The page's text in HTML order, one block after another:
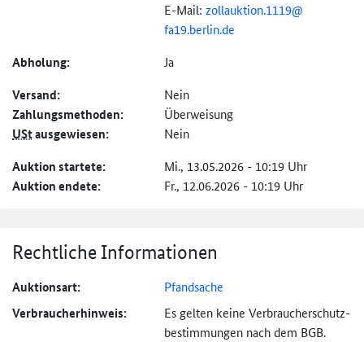
E-Mail: zollauktion.1119@
fa19.berlin.de
Abholung: Ja
Versand: Nein
Zahlungs­methoden: Überweisung
UStausgewiesen: Nein
Auktion startete: Mi., 13.05.2026 - 10:19 Uhr
Auktion endete: Fr., 12.06.2026 - 10:19 Uhr
Rechtliche Informationen
Auktionsart: Pfandsache
Verbraucher­hinweis:
Es gelten keine Verbraucher­schutz­
bestimmungen nach dem BGB.